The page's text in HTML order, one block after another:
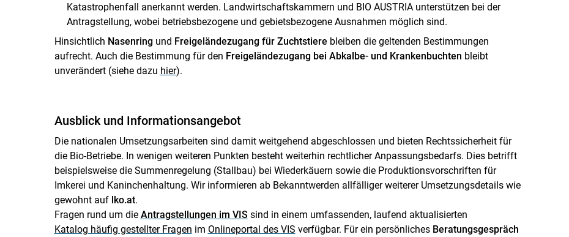
Katastrophenfall anerkannt werden. Landwirtschaftskammern und BIO AUSTRIA unterstützen bei der
Antragstellung, wobei betriebsbezogene und gebietsbezogene Ausnahmen möglich sind.
Hinsichtlich Nasenringund Freigeländezugang für Zuchtstiere bleiben die geltenden Bestimmungen
aufrecht. Auch die Bestimmung für den Freigeländezugang bei Abkalbe- und Krankenbuchten bleibt
unverändert (siehe dazu hier).
Ausblick und Informationsangebot
Die nationalen Umsetzungsarbeiten sind damit weitgehend abgeschlossen und bieten Rechtssicherheit für
die Bio-Betriebe. In wenigen weiteren Punkten besteht weiterhin rechtlicher Anpassungsbedarfs. Dies betrifft
beispielsweise die Summenregelung (Stallbau) bei Wiederkäuern sowie die Produktionsvorschriften für
Imkerei und Kaninchenhaltung. Wir informieren ab Bekanntwerden allfälliger weiterer Umsetzungsdetails wie
gewohnt auf lko.at.
Fragen rund um die Antragstellungen im VIS sind in einem umfassenden, laufend aktualisierten
Katalog häufig gestellter Fragen im Onlineportal des VIS verfügbar. Für ein persönliches Beratungsgespräch